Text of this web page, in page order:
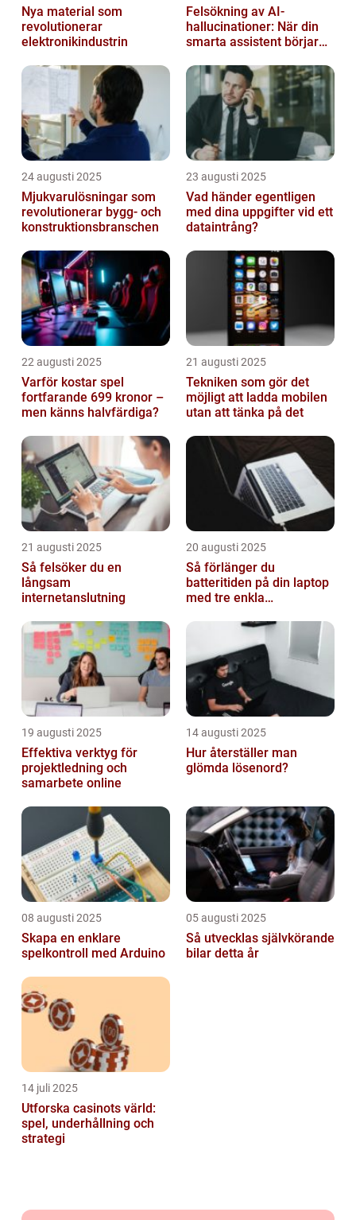
Nya material som
revolutionerar
elektronikindustrin
Felsökning av AI-
hallucinationer: När din
smarta assistent börjar
24 augusti 2025
Mjukvarulösningar som
revolutionerar bygg- och
konstruktionsbranschen
23 augusti 2025
Vad händer egentligen
med dina uppgifter vid ett
dataintrång?
22 augusti 2025
Varför kostar spel
fortfarande 699 kronor –
men känns halvfärdiga?
21 augusti 2025
Tekniken som gör det
möjligt att ladda mobilen
utan att tänka på det
21 augusti 2025
Så felsöker du en
långsam
internetanslutning
20 augusti 2025
Så förlänger du
batteritiden på din laptop
med tre enkla
19 augusti 2025
Effektiva verktyg för
projektledning och
samarbete online
14 augusti 2025
Hur återställer man
glömda lösenord?
08 augusti 2025
Skapa en enklare
spelkontroll med Arduino
05 augusti 2025
Så utvecklas självkörande
bilar detta år
14 juli 2025
Utforska casinots värld:
spel, underhållning och
strategi